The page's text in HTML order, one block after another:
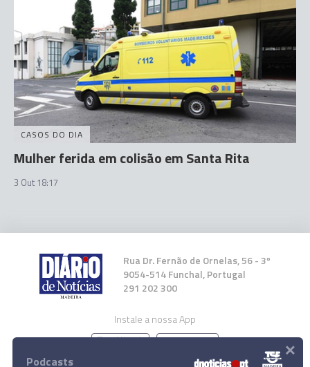
CASOS DO DIA
Mulher ferida em colisão em Santa Rita
3 Out 18:17
Rua Dr. Fernão de Ornelas, 56 - 3º
9054-514 Funchal, Portugal
291 202 300
Instale a nossa App
Podcasts ×